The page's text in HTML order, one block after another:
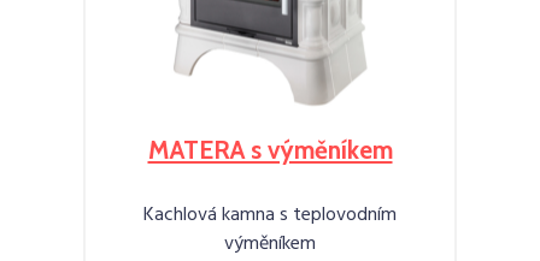
MATERA s výměníkem
Kachlová kamna s teplovodním
výměníkem